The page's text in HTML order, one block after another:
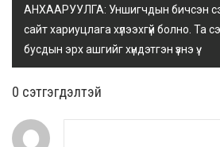
АНХААРУУЛГА: Уншигчдын бичсэн
сайт хариуцлага хүлээхгүй болно. Та
бусдын эрх ашгийг хүндэтгэн үзнэ үү.
0 cэтгэгдэлтэй